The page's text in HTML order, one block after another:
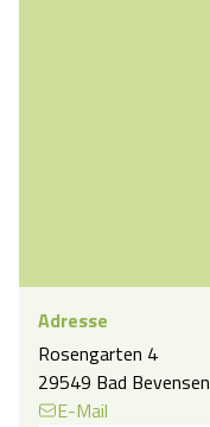
Adresse
Rosengarten 4
29549 Bad Bevensen
E-Mail